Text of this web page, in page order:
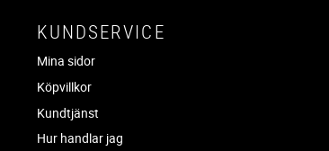
KUNDSERVICE
Mina sidor
Köpvillkor
Kundtjänst
Hur handlar jag